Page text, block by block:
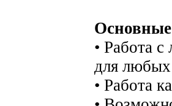
• Работа
для
• Работа